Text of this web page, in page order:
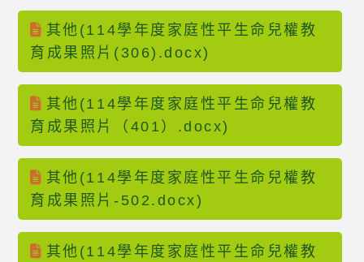
其他(114學年度家庭性平生命兒權教
育成果照片(306).docx)
其他(114學年度家庭性平生命兒權教
育成果照片（401）.docx)
其他(114學年度家庭性平生命兒權教
育成果照片-502.docx)
其他(114學年度家庭性平生命兒權教